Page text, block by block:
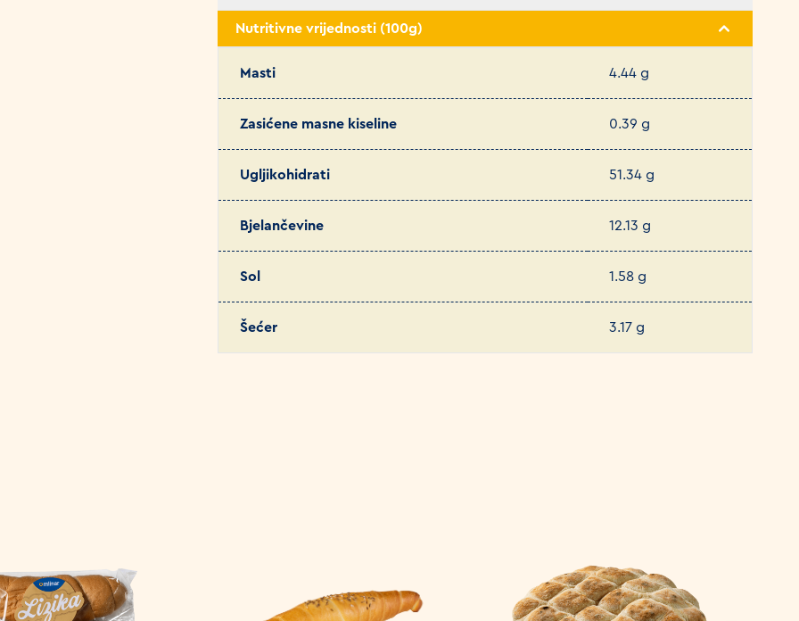
Nutritivne vrijednosti (100g)
Masti 4.44 g
Zasićene masne kiseline 0.39 g
Ugljikohidrati 51.34 g
Bjelančevine 12.13 g
Sol 1.58 g
Šećer 3.17 g